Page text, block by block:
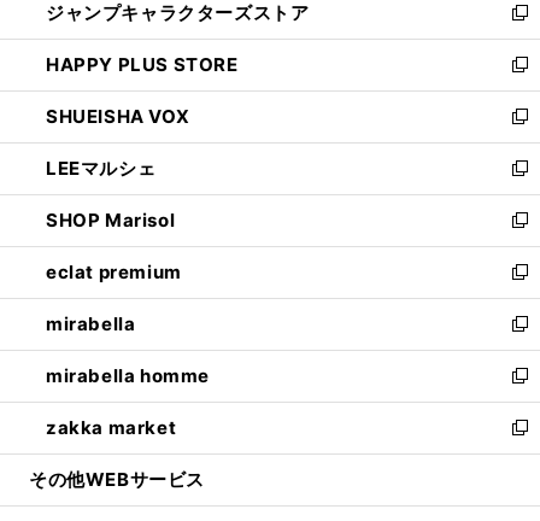
く
ィ
ン
ド
ウ
で
開
く
い
ウ
ィ
ン
ド
ウ
で
開
く
ジャンプキャラクターズストア
新
し
い
ウ
ィ
ン
ド
ウ
で
開
く
HAPPY PLUS STORE
新
し
い
ウ
ィ
ン
ド
ウ
で
開
く
SHUEISHA VOX
新
し
い
ウ
ィ
ン
ド
ウ
で
開
く
LEEマルシェ
新
し
い
ウ
ィ
ン
ド
ウ
で
開
く
SHOP Marisol
新
し
い
ウ
ィ
ン
ド
ウ
で
開
eclat premium
新
し
い
ウ
ィ
ン
ド
ウ
開
mirabella
新
し
い
ウ
ィ
ン
ウ
mirabella homme
新
し
い
ウ
ン
zakka market
新
し
ウ
その他WEBサービス